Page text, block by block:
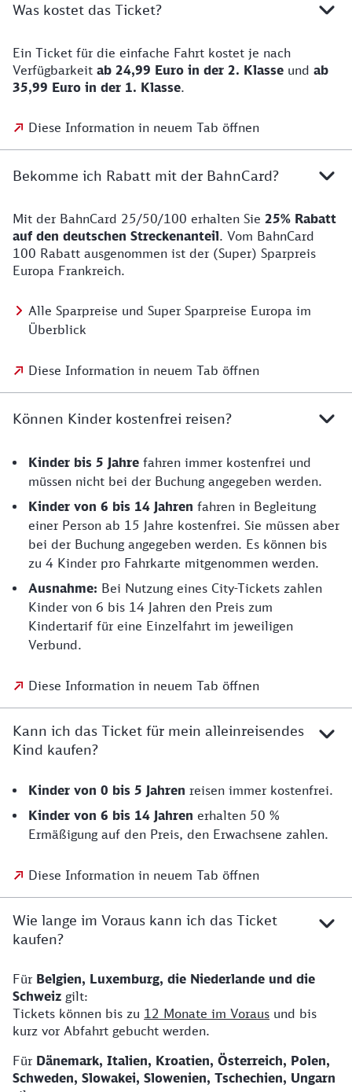
Was kostet das Ticket?
Ein Ticket für die einfache Fahrt kostet je nach
Verfügbarkeit ab 24,99 Euro in der 2. Klasse und ab
35,99 Euro in der 1. Klasse.
Diese Information in neuem Tab öffnen
Bekomme ich Rabatt mit der BahnCard?
Mit der BahnCard 25/50/100 erhalten Sie 25% Rabatt
auf den deutschen Streckenanteil. Vom BahnCard
100 Rabatt ausgenommen ist der (Super) Sparpreis
Europa Frankreich.
Alle Sparpreise und Super Sparpreise Europa im
Überblick
Diese Information in neuem Tab öffnen
Können Kinder kostenfrei reisen?
Kinder bis 5 Jahre fahren immer kostenfrei und
müssen nicht bei der Buchung angegeben werden.
Kinder von 6 bis 14 Jahren fahren in Begleitung
einer Person ab 15 Jahre kostenfrei. Sie müssen aber
bei der Buchung angegeben werden. Es können bis
zu 4 Kinder pro Fahrkarte mitgenommen werden.
Ausnahme: Bei Nutzung eines City-Tickets zahlen
Kinder von 6 bis 14 Jahren den Preis zum
Kindertarif für eine Einzelfahrt im jeweiligen
Verbund.
Diese Information in neuem Tab öffnen
Kann ich das Ticket für mein alleinreisendes
Kind kaufen?
Kinder von 0 bis 5 Jahren reisen immer kostenfrei.
Kinder von 6 bis 14 Jahren erhalten 50 %
Ermäßigung auf den Preis, den Erwachsene zahlen.
Diese Information in neuem Tab öffnen
Wie lange im Voraus kann ich das Ticket
kaufen?
Für Belgien, Luxemburg, die Niederlande und die
Schweiz gilt:
Tickets können bis zu 12 Monate im Voraus und bis
kurz vor Abfahrt gebucht werden.
Für Dänemark, Italien, Kroatien, Österreich, Polen,
Schweden, Slowakei, Slowenien, Tschechien, Ungarn